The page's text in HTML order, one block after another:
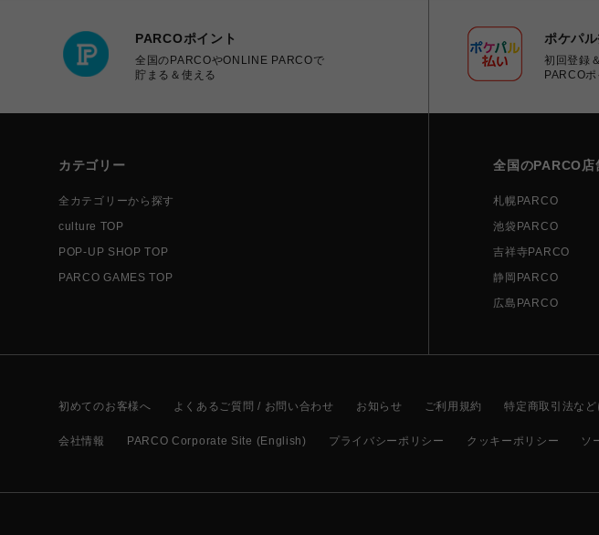
PARCOポイント
全国のPARCOやONLINE PARCOで
貯まる＆使える
ポケパ
初回登録
PARCO
カテゴリー
全カテゴリーから探す
culture TOP
POP-UP SHOP TOP
PARCO GAMES TOP
全国のPARCO店
札幌PARCO
池袋PARCO
吉祥寺PARCO
静岡PARCO
広島PARCO
初めてのお客様へ よくあるご質問 / お問い合わせ お知らせ ご利用規約 特定商取引法な
会社情報 PARCO Corporate Site (English) プライバシーポリシー クッキーポリシー ソ